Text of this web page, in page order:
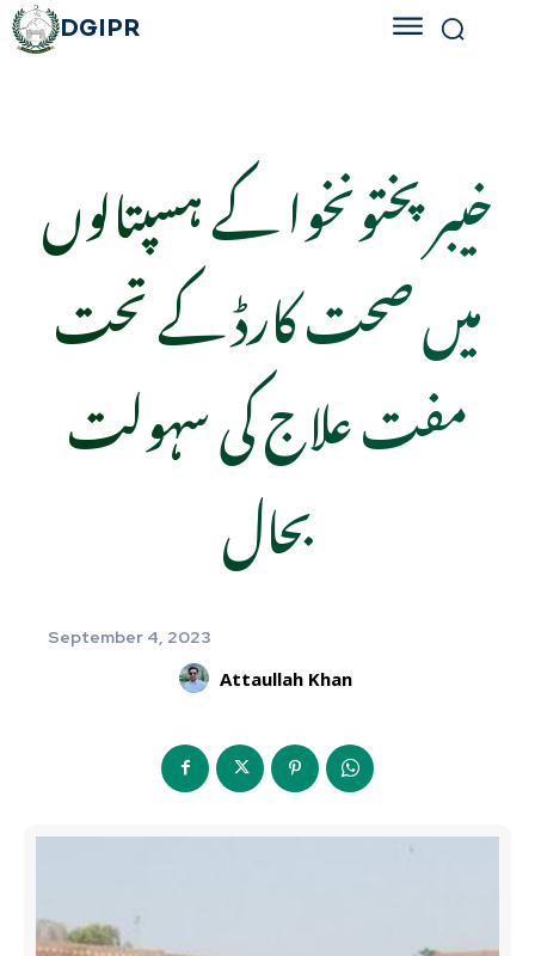
DGIPR
خیبرپختونخوا کے ہسپتالوں
میں صحت کارڈ کے تحت
مفت علاج کی سہولت
بحال
September 4, 2023
Attaullah Khan